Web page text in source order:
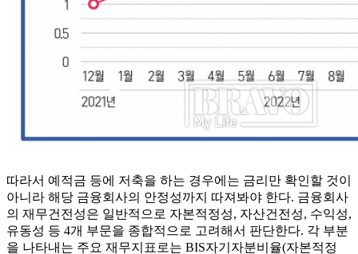
따라서 예적금 등에 저축을 하는 경우에는 금리만 확인할 것이
아니라 해당 금융회사의 안정성까지 따져봐야 한다. 금융회사
의 재무건전성은 일반적으로 자본적정성, 자산건전성, 수익성,
유동성 등 4개 부문을 종합적으로 고려해서 판단한다. 각 부분
을 나타내는 주요 재무지표로는 BIS자기자분비율(자본적정